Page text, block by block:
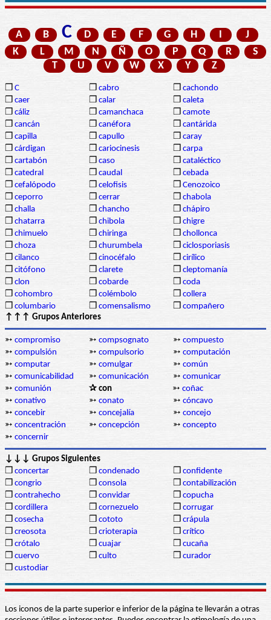
A B C D E F G H I
J
K
L M N Ñ O P Q R
S
T
U V W X Y Z
❒ C ❒ cabro ❒ cachondo
❒ caer ❒ calar ❒ caleta
❒ cáliz ❒ camanchaca ❒ camote
❒ cancán ❒ canéfora ❒ cantárida
❒ capilla ❒ capullo ❒ caray
❒ cárdigan ❒ cariocinesis ❒ carpa
❒ cartabón ❒ caso ❒ cataléctico
❒ catedral ❒ caudal ❒ cebada
❒ cefalópodo ❒ celofisis ❒ Cenozoico
❒ ceporro ❒ cerrar ❒ chabola
❒ challa ❒ chancho ❒ chápiro
❒ chatarra ❒ chibola ❒ chigre
❒ chimuelo ❒ chiringa ❒ chollonca
❒ choza ❒ churumbela ❒ ciclosporiasis
❒ cilanco ❒ cinocéfalo ❒ cirílico
❒ citófono ❒ clarete ❒ cleptomanía
❒ clon ❒ cobarde ❒ coda
❒ cohombro ❒ colémbolo ❒ collera
❒ columbario ❒ comensalismo ❒ compañero
↑↑↑ Grupos Anteriores
➳ compromiso ➳ compsognato ➳ compuesto
➳ compulsión ➳ compulsorio ➳ computación
➳ computar ➳ comulgar ➳ común
➳ comunicabilidad ➳ comunicación ➳ comunicar
➳ comunión ✰ con ➳ coñac
➳ conativo ➳ conato ➳ cóncavo
➳ concebir ➳ concejalía ➳ concejo
➳ concentración ➳ concepción ➳ concepto
➳ concernir
↓↓↓ Grupos Siguientes
❒ concertar ❒ condenado ❒ confidente
❒ congrio ❒ consola ❒ contabilización
❒ contrahecho ❒ convidar ❒ copucha
❒ cordillera ❒ cornezuelo ❒ corrugar
❒ cosecha ❒ cototo ❒ crápula
❒ creosota ❒ crioterapia ❒ crítico
❒ crótalo ❒ cuajar ❒ cucaña
❒ cuervo ❒ culto ❒ curador
❒ custodiar
Los iconos de la parte superior e inferior de la página te llevarán a otras